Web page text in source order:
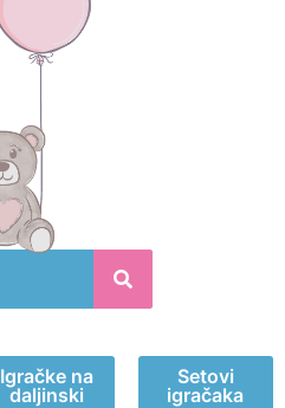
Igračke na
daljinski
Setovi
igračaka